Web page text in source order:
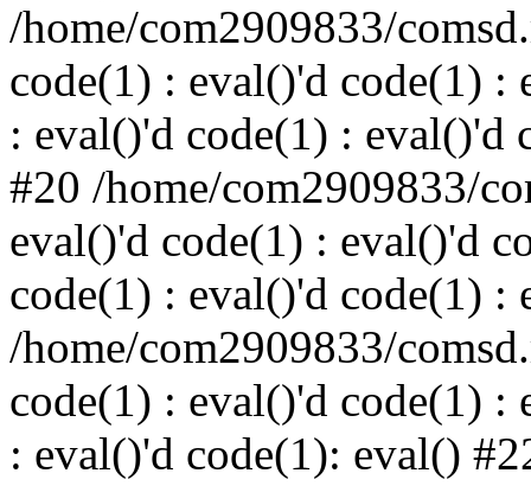
/home/com2909833/
code(1) : eval()'d code(1) :
: eval()'d code(1) : eval()'d
#20 /home/com2909833/
eval()'d code(1) : eval()'d
code(1) : eval()'d code(1) :
/home/com2909833/
code(1) : eval()'d code(1) :
: eval()'d code(1): eval()